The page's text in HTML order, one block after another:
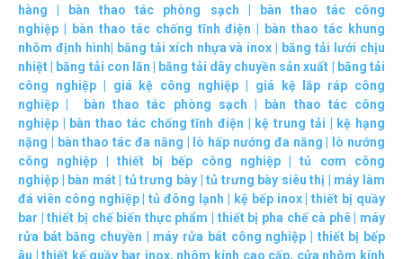
hàng
bàn thao tác phòng sạch
bàn thao tác công
nghiệp
bàn thao tác chống tĩnh điện
bàn thao tác khung
nhôm định hình
băng tải xích nhựa và inox
băng tải lưới chịu
nhiệt
băng tải con lăn băng tải dây chuyền sản xuất
băng tải
công nghiệp| giá kệ công nghiệp
giá kệ lắp ráp công
nghiệp
bàn thao tác phòng sạch
bàn thao tác công
nghiệp
bàn thao tác chống tĩnh điện kệ trung tải
kệ hạng
nặng
bàn thao tác đa năng lò hấp nướng đa năng
lò nướng
công nghiệp
thiết bị bếp công nghiệp|tủ cơm công
nghiệp
bàn mát| tủ trưng bày|tủ trưng bày siêu thị
máy làm
đá viên công nghiệp|tủ đông lạnh kệ bếp inox|thiết bị quầy
bar |thiết bị chế biến thực phẩm thiết bị pha chế cà phê| máy
rửa bát băng chuyền
máy rửa bát công nghiệp
thiết bị bếp
âu |thiết kế quầy bar inox, nhôm kính cao cấp, cửa nhôm kính